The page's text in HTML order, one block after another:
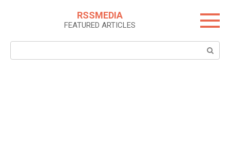
RSSMEDIA
FEATURED ARTICLES
Search: